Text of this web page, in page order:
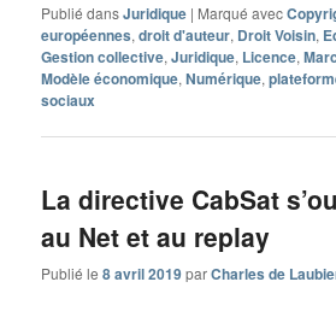
Publié dansJuridique | Marqué avec
européennes,droit d'auteur, Droit Voisin,
Gestion collective,Juridique, Licence,
Modèle économique,Numérique,
sociaux
La directive CabSat
au Net et au replay
Publié le8 avril 2019parCharles de